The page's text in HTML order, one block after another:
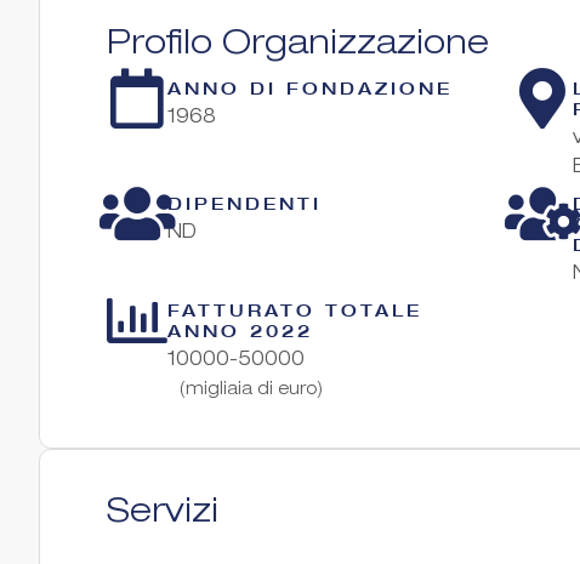
Profilo Organizzazione
ANNO DI FONDAZIONE
1968
DIPENDENTI
ND
FATTURATO TOTALE
ANNO 2022
10000-50000
(migliaia di euro)
Servizi